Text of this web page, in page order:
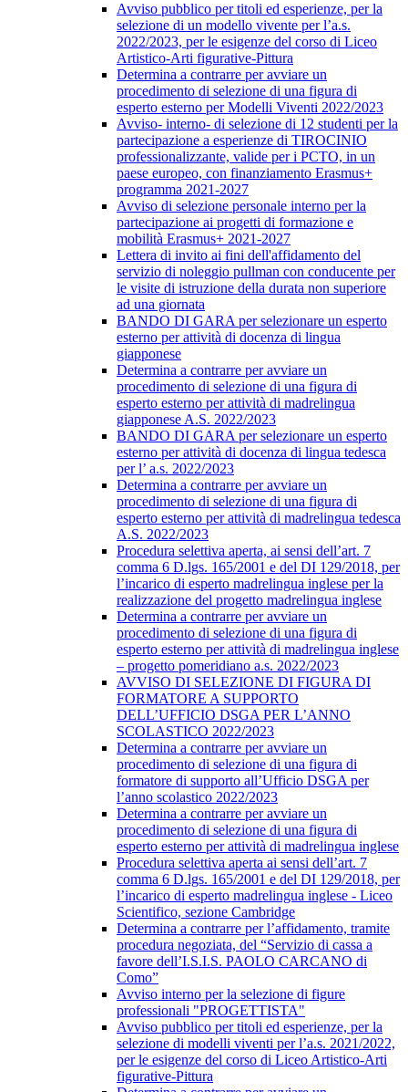
Avviso pubblico per titoli ed esperienze, per la
selezione di un modello vivente per l’a.s.
2022/2023, per le esigenze del corso di Liceo
Artistico-Arti figurative-Pittura
Determina a contrarre per avviare un
procedimento di selezione di una figura di
esperto esterno per Modelli Viventi 2022/2023
Avviso- interno- di selezione di 12 studenti per la
partecipazione a esperienze di TIROCINIO
professionalizzante, valide per i PCTO, in un
paese europeo, con finanziamento Erasmus+
programma 2021-2027
Avviso di selezione personale interno per la
partecipazione ai progetti di formazione e
mobilità Erasmus+ 2021-2027
Lettera di invito ai fini dell'affidamento del
servizio di noleggio pullman con conducente per
le visite di istruzione della durata non superiore
ad una giornata
BANDO DI GARA per selezionare un esperto
esterno per attività di docenza di lingua
giapponese
Determina a contrarre per avviare un
procedimento di selezione di una figura di
esperto esterno per attività di madrelingua
giapponese A.S. 2022/2023
BANDO DI GARA per selezionare un esperto
esterno per attività di docenza di lingua tedesca
per l’ a.s. 2022/2023
Determina a contrarre per avviare un
procedimento di selezione di una figura di
esperto esterno per attività di madrelingua tedesca
A.S. 2022/2023
Procedura selettiva aperta, ai sensi dell’art. 7
comma 6 D.lgs. 165/2001 e del DI 129/2018, per
l’incarico di esperto madrelingua inglese per la
realizzazione del progetto madrelingua inglese
Determina a contrarre per avviare un
procedimento di selezione di una figura di
esperto esterno per attività di madrelingua inglese
– progetto pomeridiano a.s. 2022/2023
AVVISO DI SELEZIONE DI FIGURA DI
FORMATORE A SUPPORTO
DELL’UFFICIO DSGA PER L’ANNO
SCOLASTICO 2022/2023
Determina a contrarre per avviare un
procedimento di selezione di una figura di
formatore di supporto all’Ufficio DSGA per
l’anno scolastico 2022/2023
Determina a contrarre per avviare un
procedimento di selezione di una figura di
esperto esterno per attività di madrelingua inglese
Procedura selettiva aperta ai sensi dell’art. 7
comma 6 D.lgs. 165/2001 e del DI 129/2018, per
l’incarico di esperto madrelingua inglese - Liceo
Scientifico, sezione Cambridge
Determina a contrarre per l’affidamento, tramite
procedura negoziata, del “Servizio di cassa a
favore dell’I.S.I.S. PAOLO CARCANO di
Como”
Avviso interno per la selezione di figure
professionali "PROGETTISTA"
Avviso pubblico per titoli ed esperienze, per la
selezione di modelli viventi per l’a.s. 2021/2022,
per le esigenze del corso di Liceo Artistico-Arti
figurative-Pittura